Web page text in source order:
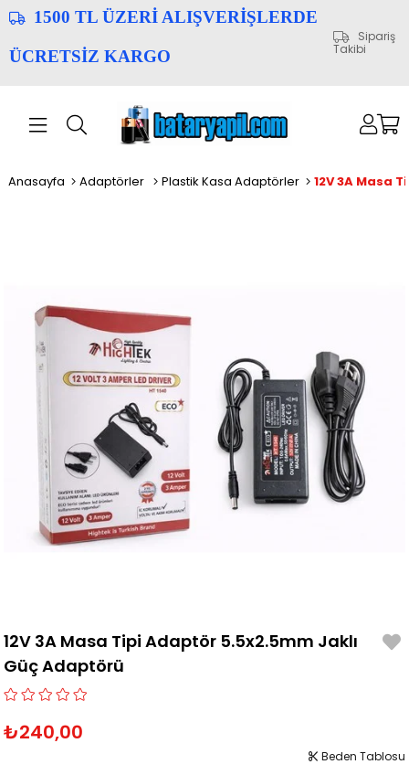
1500 TL ÜZERİ ALIŞVERİŞLERDE
ÜCRETSİZ KARGO
Sipariş
Takibi
Anasayfa Adaptörler Plastik Kasa Adaptörler
12V 3A Masa Tipi Adaptör 5.5x2.5mm Jaklı
Güç Adaptörü
₺240,00
Beden Tablosu